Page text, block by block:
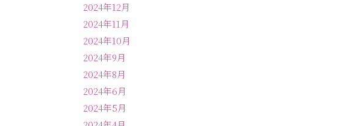
2024年12月
2024年11月
2024年10月
2024年9月
2024年8月
2024年6月
2024年5月